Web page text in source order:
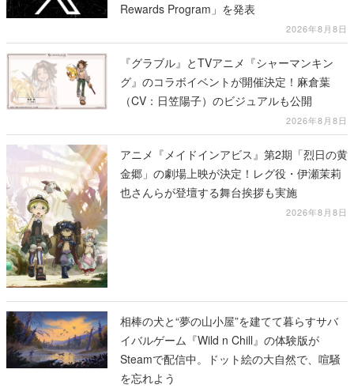
Rewards Program」を発表
2026年8月8日
『グラブル』とTVアニメ『シャーマンキン
グ』のコラボイベントが開催決定！麻倉葉
（CV：日笠陽子）のビジュアルも公開
2026年8月8日
アニメ『メイドインアビス』第2期「烈日の黄
金郷」の劇場上映が決定！レグ役・伊瀬茉莉
也さんらが登壇する舞台挨拶も実施
2026年8月8日
相棒の犬と“夢の山小屋”を建てて暮らすサバ
イバルゲーム『Wild n Chill』の体験版が
Steamで配信中。ドット絵の大自然で、喧騒
を忘れよう